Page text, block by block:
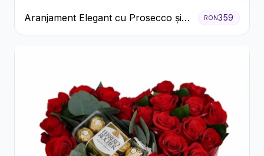
Aranjament Elegant cu Prosecco și
Flori Galbene.
RON359